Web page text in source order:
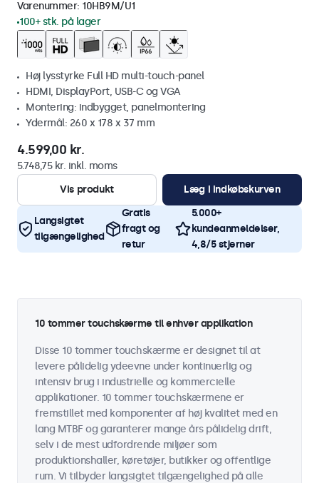
Varenummer: 10HB9M/U1
100+ stk. på lager
Høj lysstyrke Full HD multi-touch-panel
HDMI, DisplayPort, USB-C og VGA
Montering: indbygget, panelmontering
Ydermål: 260 x 178 x 37 mm
4.599,00 kr.
5.748,75 kr. inkl. moms
Vis produkt
Læg i indkøbskurven
Langsigtet
tilgængelighed
Gratis
fragt og
retur
5.000+
kundeanmeldelser,
4,8/5 stjerner
10 tommer touchskærme til enhver applikation
Disse 10 tommer touchskærme er designet til at
levere pålidelig ydeevne under kontinuerlig og
intensiv brug i industrielle og kommercielle
applikationer. 10 tommer touchskærmene er
fremstillet med komponenter af høj kvalitet med en
lang MTBF og garanterer mange års pålidelig drift,
selv i de mest udfordrende miljøer som
produktionshaller, køretøjer, butikker og offentlige
rum. Vi tilbyder langsigtet tilgængelighed på alle